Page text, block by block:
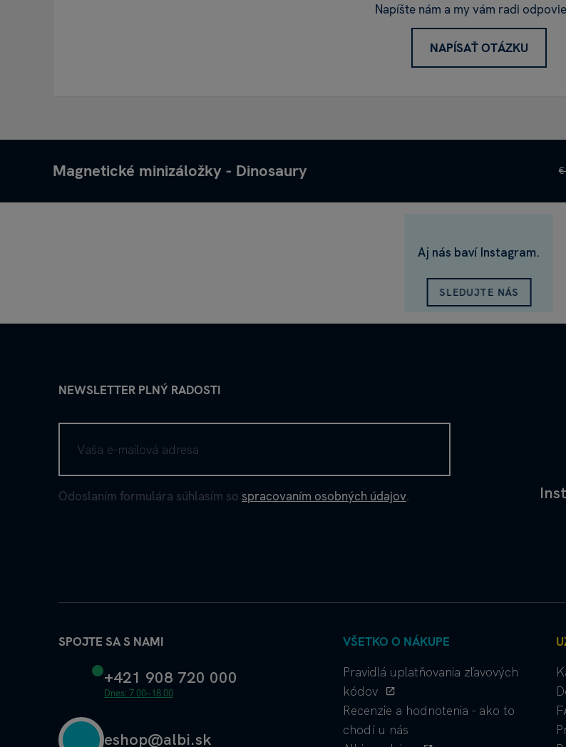
Napíšte nám a my vám radi
NAPÍSAŤ OTÁZKU
Magnetické minizáložky - Dinosaury €
Aj nás baví Instagram.
SLEDUJTE NÁS
NEWSLETTER PLNÝ RADOSTI
Odoslaním formulára súhlasím so spracovaním osobných údajov.
SPOJTE SA S NAMI
+421 908 720 000
Dnes: 7.00–18.00
eshop@albi.sk
VŠETKO O NÁKUPE
Pravidlá uplatňovania zľavových
kódov
Recenzie a hodnotenia - ako to
chodí u nás